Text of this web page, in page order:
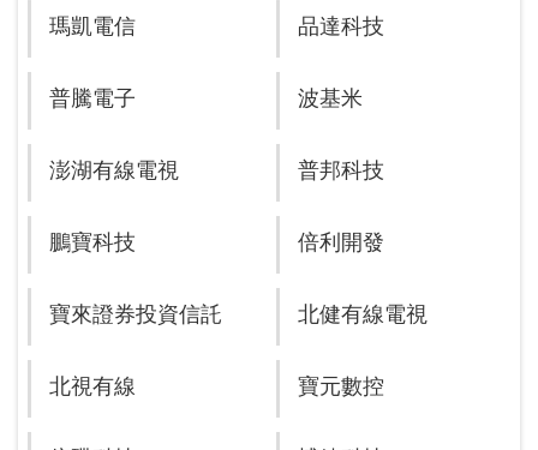
瑪凱電信 品達科技
普騰電子 波基米
澎湖有線電視 普邦科技
鵬寶科技 倍利開發
寶來證券投資信託 北健有線電視
北視有線 寶元數控